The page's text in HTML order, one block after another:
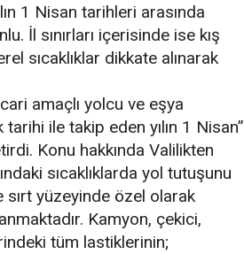
1 Nisan tarihleri arasında
İl sınırları içerisinde ise kış
sıcaklıklar dikkate alınarak
amaçlı yolcu ve eşya
tarihi ile takip eden yılın 1 Nisan”
Konu hakkında Valilikten
sıcaklıklarda yol tutuşunu
sırt yüzeyinde özel olarak
Kamyon, çekici,
tüm lastiklerinin;